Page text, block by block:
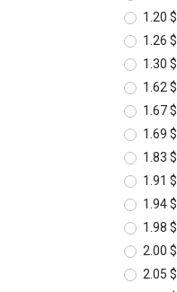
1.20 $
1.26 $
1.30 $
1.62 $
1.67 $
1.69 $
1.83 $
1.91 $
1.94 $
1.98 $
2.00 $
2.05 $